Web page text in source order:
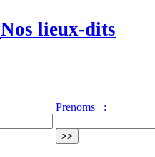
Nos lieux-dits
Prenoms :